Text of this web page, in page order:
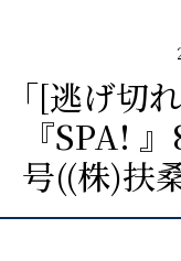
｢[逃げ切
『SPA!
号((株)扶